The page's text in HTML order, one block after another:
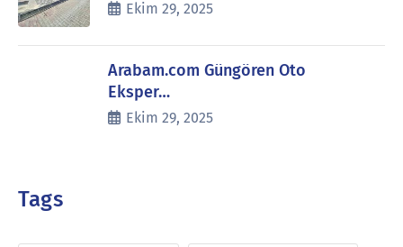
Ekim 29, 2025
Arabam.com Güngören Oto
Eksper…
Ekim 29, 2025
Tags